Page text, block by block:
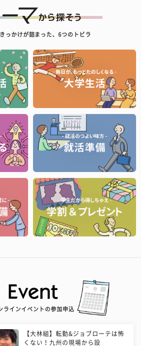
っかけが詰まった、6つのトビラ
ラインイベントの参加申込
【大林組】転勤&ジョブローテは怖
くない！九州の現場から設